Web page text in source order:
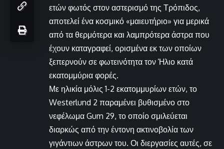
ετών φωτός στον αστερισμό της Τρόπιδος,
αποτελεί ένα κοσμικό «μαιευτήριο» για μερικά
από τα θερμότερα και λαμπρότερα άστρα που
έχουν καταγραφεί, ορισμένα εκ των οποίων
ξεπερνούν σε φωτεινότητα τον Ήλιο κατά
εκατομμύρια φορές.
Με ηλικία μόλις 1-2 εκατομμυρίων ετών, το
Westerlund 2 παραμένει βυθισμένο στο
νεφέλωμα Gum 29, το οποίο σμιλεύεται
διαρκώς από την έντονη ακτινοβολία των
γιγάντιων άστρων του. Οι διεργασίες αυτές, σε